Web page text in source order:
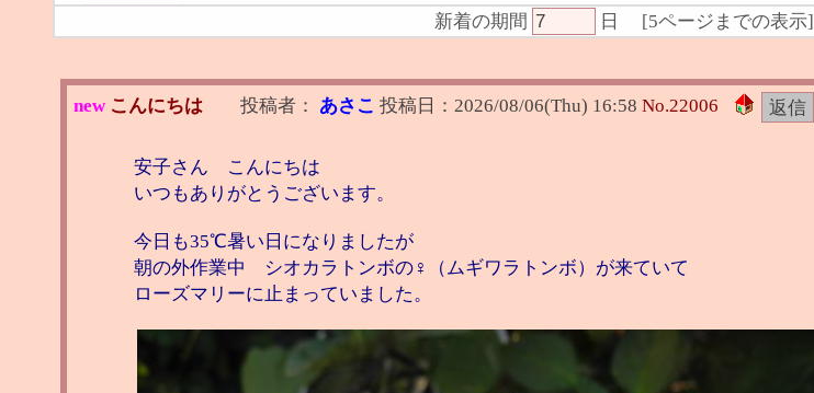
新着の期間
日 [5ページまでの表示]
new こんにちは 投稿者： あさこ 投稿日： 2026/08/06(Thu) 16:58 No.22006
安子さん こんにちは
いつもありがとうございます。
今日も35℃暑い日になりましたが
朝の外作業中 シオカラトンボの♀（ムギワラトンボ）が来ていて
ローズマリーに止まっていました。